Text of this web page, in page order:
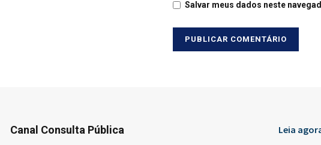
Salvar meus dados neste
Canal Consulta Pública Leia